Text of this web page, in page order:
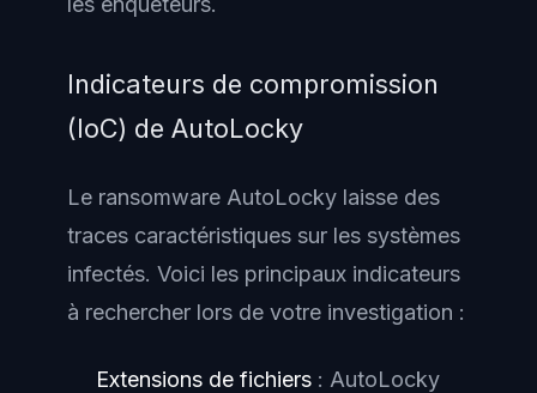
Indicateurs de compromission
(IoC) de AutoLocky
Le ransomware AutoLocky laisse des
traces caractéristiques sur les systèmes
infectés. Voici les principaux indicateurs
à rechercher lors de votre investigation :
Extensions de fichiers : AutoLocky